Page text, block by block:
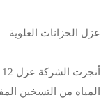
عزل الخزانات العلوية
المياه من التسخين